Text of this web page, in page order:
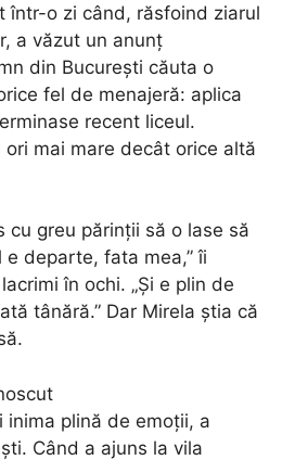
într-o zi când, răsfoind ziarul
a văzut un anunț
din București căuta o
fel de menajeră: aplica
recent liceul.
ori mai mare decât orice altă
cu greu părinții să o lase să
e departe, fata mea,” îi
în ochi. „Și e plin de
tânără.” Dar Mirela știa că
inima plină de emoții, a
Când a ajuns la vila